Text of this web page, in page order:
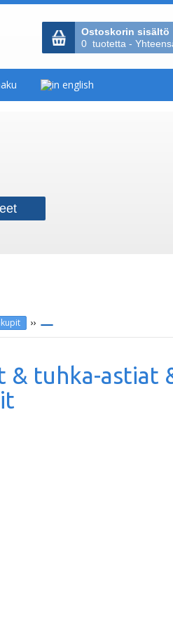
Ostoskorin sisältö
0 tuotetta -
››
tuhka-astiat